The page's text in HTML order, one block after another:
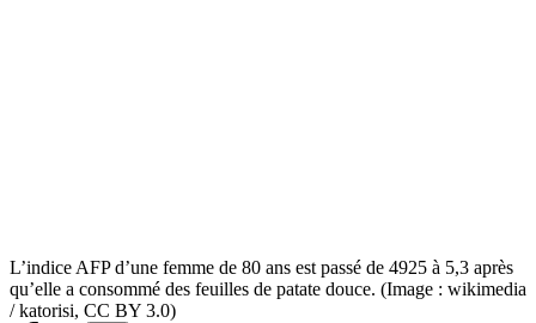
L’indice AFP d’une femme de 80 ans est passé de 4925 à 5,3 après
qu’elle a consommé des feuilles de patate douce. (Image : wikimedia
/ katorisi, CC BY 3.0)